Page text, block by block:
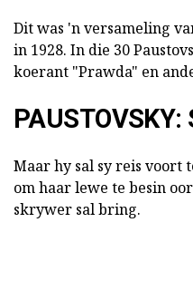
Dit was 'n versameling
in 1928. In die 30
koerant "Prawda" en
PAUSTOVSKY:
Maar hy sal sy reis voort
om haar lewe te besin
skrywer sal bring.